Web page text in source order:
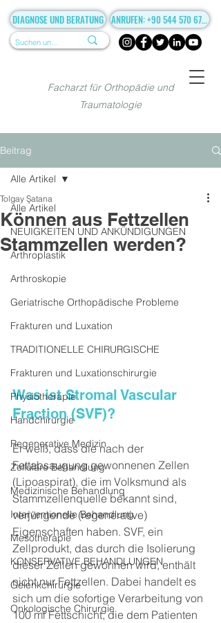
Facharzt für Orthopädie und
Traumatologie
DIAGNOSE UND BERATUNG ANRUFEN: +90 544 570 67 86
Beitrag
Alle Artikel
NEUIGKEITEN UND ANKÜNDIGUNGEN
Arthroplastik
Arthroskopie
Geriatrische Orthopädische Probleme
Frakturen und Luxation
TRADITIONELLE CHIRURGISCHE
Frakturen und Luxationschirurgie
Physiotherapie
Handchirurgie
Regenerative Medizin
Zelluläre Behandlung
Medizinische Behandlung
Interventionelle Behandlung
Mesotherapie
KONSERVATIVE BEHANDLUNGEN
Gelenkchirurgie
Onkologische Chirurgie
Alle Artikel
Können aus Fettzellen
Stammzellen werden?
Tolgay Şatana
Was ist Stromal Vascular
Fraction (SVF)?
Er weiß, dass die nach der
Fettabsaugung gewonnenen Zellen
(Lipoaspirat), die im Volksmund als
Stammzellenquelle bekannt sind,
verjüngende (regenerative)
Eigenschaften haben. SVF, ein
Zellprodukt, das durch die Isolierung
dieser Zellen gewonnen wird, enthält
nicht nur Fettzellen. Dabei handelt es
sich um die sofortige Verarbeitung von
100 ml Fettschicht, die dem Patienten